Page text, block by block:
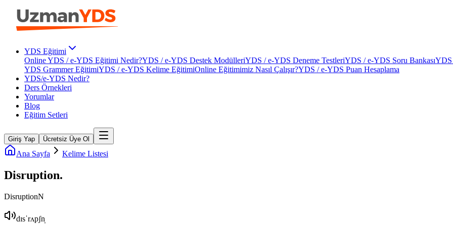
YDS Eğitimi
Online YDS / e-YDS Eğitimi Nedir?YDS / e-YDS Destek ModülleriYDS / e-YDS Deneme TestleriYDS / e-YDS Soru BankasıYDS
YDS Grammer EğitimiYDS / e-YDS Kelime EğitimiOnline Eğitimimiz Nasıl Çalışır?YDS / e-YDS Puan Hesaplama
YDS/e-YDS Nedir?
Ders Örnekleri
Yorumlar
Blog
Eğitim Setleri
Giriş Yap Ücretsiz Üye Ol
Ana Sayfa Kelime Listesi
Disruption.
DisruptionN
dɪsˈrʌpʃn̩